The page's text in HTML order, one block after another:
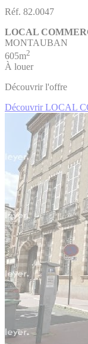
Réf. 82.0047
LOCAL
MONTAUBAN
605m2
À louer
Découvrir l'offre
Découvrir LOCAL